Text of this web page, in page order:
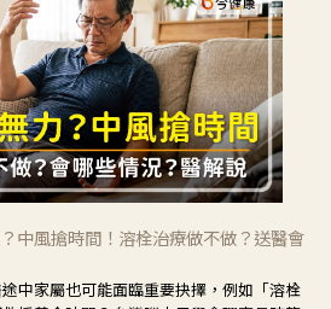
中風搶時間！溶栓治療做不做？送醫會
中家屬也可能面臨重要抉擇，例如「溶栓